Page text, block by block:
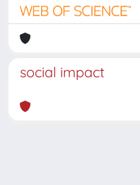
social impact